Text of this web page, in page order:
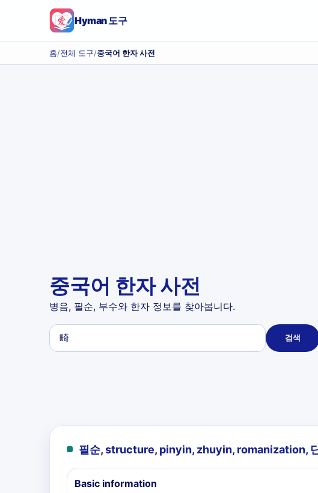
Hyman 도구
홈/전체 도구/중국어 한자 사전
중국어 한자 사전
병음, 필순, 부수와 한자 정보를 찾아봅니다.
검색
필순, structure, pinyin, zhuyin, romanization,
Basic information